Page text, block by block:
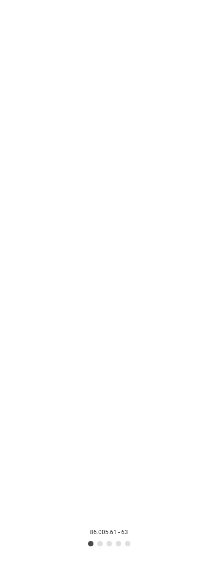
86.005.61 - 63